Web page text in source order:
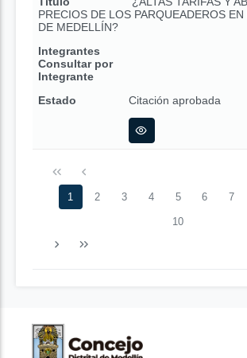
PRECIOS DE LOS PARQUEADEROS
DE MEDELLÍN?
Integrantes
Consultar por
Integrante
Estado
Citación aprobada
1 2 3 4 5 6 7
10